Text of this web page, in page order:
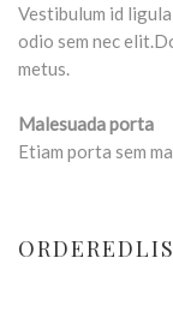
Vestibulum id
odio sem nec
metus.
Malesuada porta
Etiam porta sem